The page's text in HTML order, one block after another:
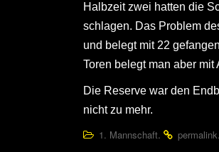
Halbzeit zwei hatten die
schlagen. Das Problem
und belegt mit 22
Toren belegt man aber mit
Die Reserve war den
nicht zu mehr.
1. Mannschaft. permalink.